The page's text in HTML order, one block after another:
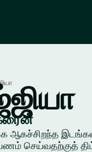
ஆகச்சிறந்த
செய்வதற்குத்